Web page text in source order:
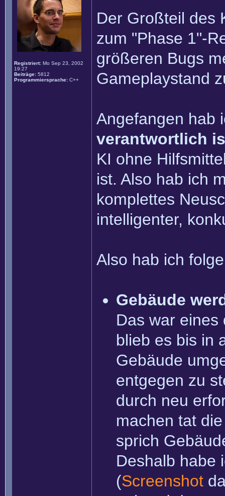
Registriert: Mo Sep 23, 2002
19:27
Beiträge: 5812
Programmiersprache: C++
Der Großteil des
zum "Phase 1"-
größeren Bugs
Gameplaystand
Angefangen hab
verantwortlich
KI ohne
ist. Also hab ich
komplettes
intelligenter,
Also hab ich
Gebäude
Das war
blieb es bis in
Gebäude
entgegen zu
durch neu
machen tat
sprich
Deshalb habe
(Screenshot